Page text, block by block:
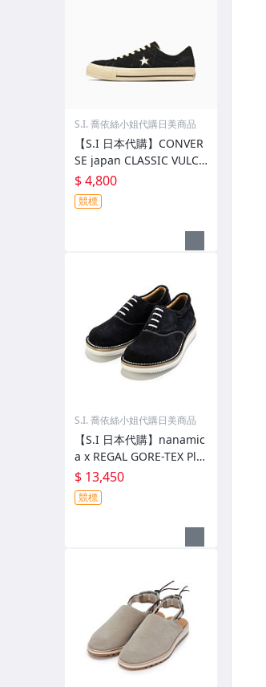
S.I. 喬依絲小姐代購日美商品
【S.I 日本代購】CONVER
SE japan CLASSIC VULCA
NIZE ONE STAR AGED SU
EDE AG
$ 4,800
競標
S.I. 喬依絲小姐代購日美商品
【S.I 日本代購】nanamic
a x REGAL GORE-TEX Plai
n Toe Shoes
$ 13,450
競標